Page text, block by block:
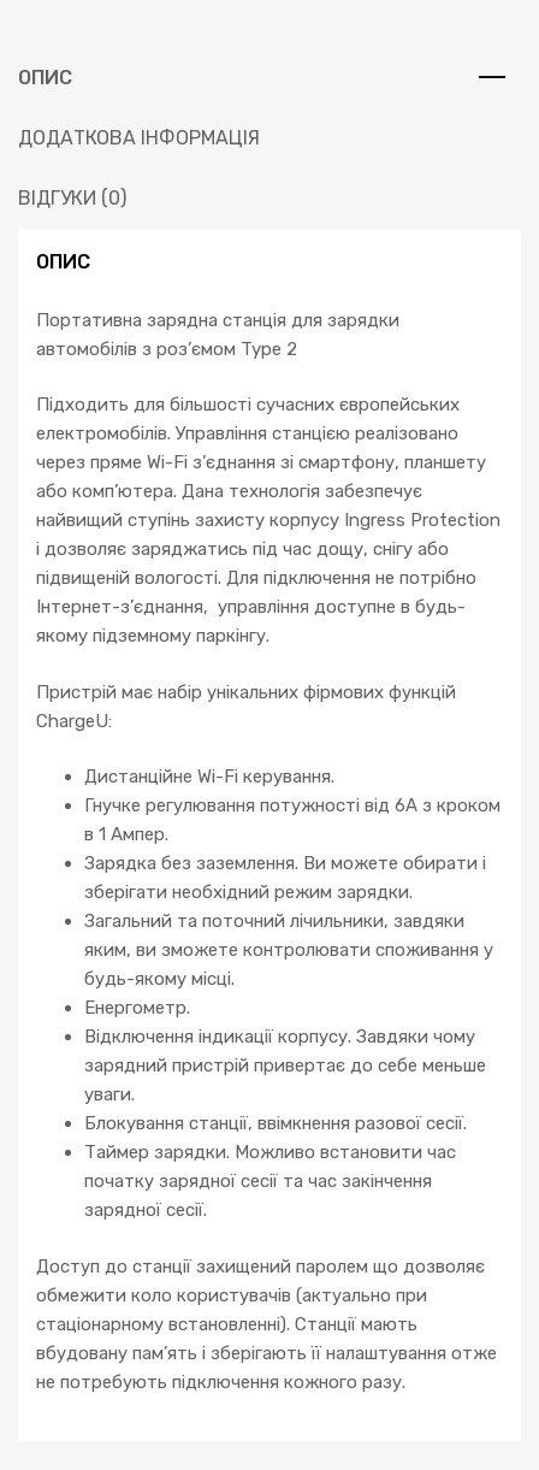
ОПИС
ДОДАТКОВА ІНФОРМАЦІЯ
ВІДГУКИ (0)
ОПИС
Портативна зарядна станція для зарядки
автомобілів з роз’ємом Type 2
Підходить для більшості сучасних європейських
електромобілів. Управління станцією реалізовано
через пряме Wi-Fi з’єднання зі смартфону, планшету
або комп’ютера. Дана технологія забезпечує
найвищий ступінь захисту корпусу Ingress Protection
і дозволяє заряджатись під час дощу, снігу або
підвищеній вологості. Для підключення не потрібно
Інтернет-з’єднання, управління доступне в будь-
якому підземному паркінгу.
Пристрій має набір унікальних фірмових функцій
ChargeU:
Дистанційне Wi-Fi керування.
Гнучке регулювання потужності від 6А з кроком
в 1 Ампер.
Зарядка без заземлення. Ви можете обирати і
зберігати необхідний режим зарядки.
Загальний та поточний лічильники, завдяки
яким, ви зможете контролювати споживання у
будь-якому місці.
Енергометр.
Відключення індикації корпусу. Завдяки чому
зарядний пристрій привертає до себе меньше
уваги.
Блокування станції, ввімкнення разової сесії.
Таймер зарядки. Можливо встановити час
початку зарядної сесії та час закінчення
зарядної сесії.
Доступ до станції захищений паролем що дозволяє
обмежити коло користувачів (актуально при
стаціонарному встановленні). Станції мають
вбудовану пам’ять і зберігають її налаштування отже
не потребують підключення кожного разу.